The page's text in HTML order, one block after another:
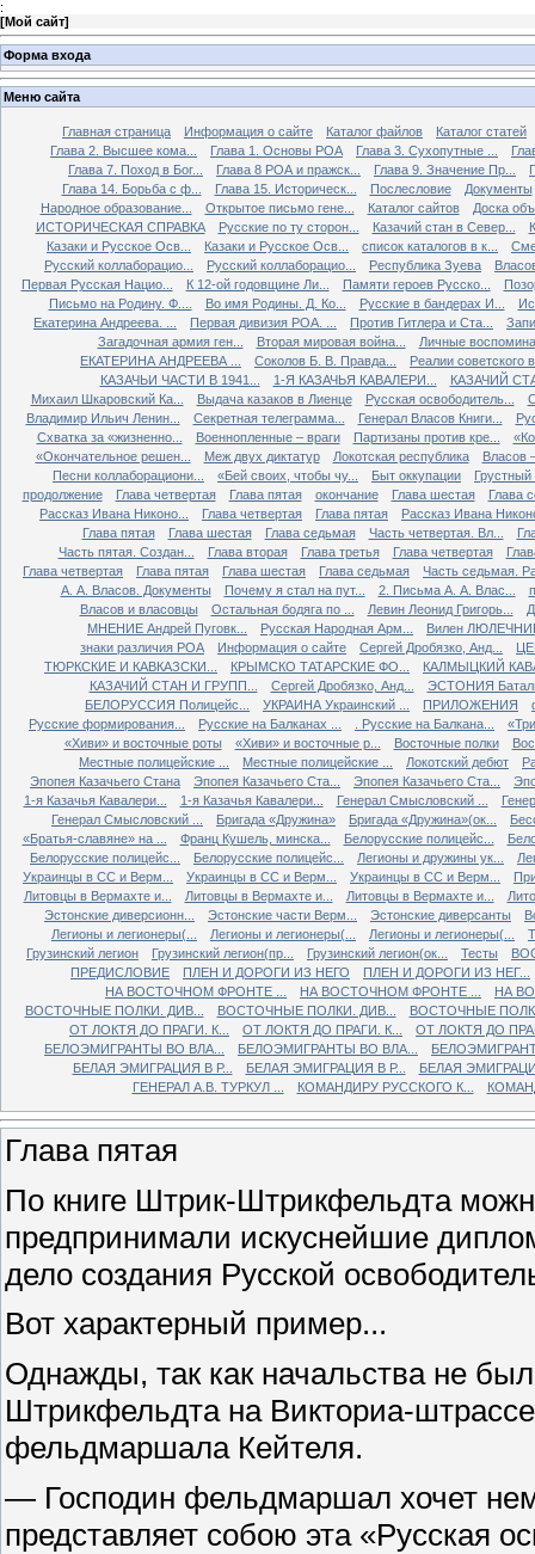
:
[Мой сайт]
Форма входа
Меню сайта
Главная страница Информация о сайте Каталог файлов
Каталог статей
Глава 2. Высшее кома...
Глава 1. Основы РОА Глава 3. Сухопутные ...
Глава 7. Поход в Бог...
Глава 8 РОА и пражск... Глава 9. Значение Пр...
Глава 14. Борьба с ф...
Глава 15. Историческ... Послесловие
Документы
Народное образование...
Открытое письмо гене... Каталог сайтов
Доска
ИСТОРИЧЕСКАЯ СПРАВКА
Русские по ту сторон... Казачий стан в Север...
Казаки и Русское Осв...
Казаки и Русское Осв... список каталогов в к...
Русский коллаборацио...
Русский коллаборацио... Республика Зуева
Первая Русская Нацио...
К 12-ой годовщине Ли... Памяти героев Русско...
Письмо на Родину. Ф....
Во имя Родины. Д. Ко... Русские в бандерах И...
Екатерина Андреева. ...
Первая дивизия РОА. ... Против Гитлера и Ста...
Загадочная армия ген...
Вторая мировая война...
Личные
ЕКАТЕРИНА АНДРЕЕВА ...
Соколов Б. В. Правда...
Реалии советского
КАЗАЧЬИ ЧАСТИ В 1941...
1-Я КАЗАЧЬЯ КАВАЛЕРИ...
КАЗАЧИЙ
Михаил Шкаровский Ка...
Выдача казаков в Лиенце Русская освободитель...
Владимир Ильич Ленин...
Секретная телеграмма... Генерал Власов Книги...
Схватка за «жизненно...
Военнопленные – враги Партизаны против кре...
«Окончательное решен...
Меж двух диктатур Локотская республика
Власов
Песни коллаборациони...
«Бей своих, чтобы чу... Быт оккупации
Грустный
продолжение
Глава четвертая Глава пятая окончание Глава шестая
Глава
Рассказ Ивана Никоно...
Глава четвертая Глава пятая
Рассказ Ивана
Глава пятая
Глава шестая Глава седьмая Часть четвертая. Вл...
Часть пятая. Создан...
Глава вторая Глава третья Глава четвертая
Глава четвертая
Глава пятая Глава шестая Глава седьмая
Часть седьмая.
А. А. Власов. Документы
Почему я стал на пут... 2. Письма А. А. Влас...
Власов и власовцы
Остальная бодяга по ... Левин Леонид Григорь...
МНЕНИЕ Андрей Пуговк...
Русская Народная Арм...
Вилен
знаки различия РОА
Информация о сайте Сергей Дробязко, Анд...
ТЮРКСКИЕ И КАВКАЗСКИ...
КРЫМСКО ТАТАРСКИЕ ФО...
КАЛМЫЦКИЙ
КАЗАЧИЙ СТАН И ГРУПП...
Сергей Дробязко, Анд...
ЭСТОНИЯ
БЕЛОРУССИЯ Полицейс...
УКРАИНА Украинский ... ПРИЛОЖЕНИЯ
Русские формирования...
Русские на Балканах ... . Русские на Балкана...
«Хиви» и восточные роты
«Хиви» и восточные р... Восточные полки
Местные полицейские ...
Местные полицейские ... Локотский дебют
Эпопея Казачьего Стана
Эпопея Казачьего Ста... Эпопея Казачьего Ста...
1-я Казачья Кавалери...
1-я Казачья Кавалери... Генерал Смысловский ...
Генерал Смысловский ...
Бригада «Дружина» Бригада «Дружина»(ок...
«Братья-славяне» на ...
Франц Кушель, минска... Белорусские полицейс...
Белорусские полицейс...
Белорусские полицейс... Легионы и дружины ук...
Украинцы в СС и Верм...
Украинцы в СС и Верм... Украинцы в СС и Верм...
Литовцы в Вермахте и...
Литовцы в Вермахте и... Литовцы в Вермахте и...
Эстонские диверсионн...
Эстонские части Верм... Эстонские диверсанты
Легионы и легионеры(...
Легионы и легионеры(... Легионы и легионеры(...
Грузинский легион
Грузинский легион(пр... Грузинский легион(ок... Тесты
ПРЕДИСЛОВИЕ
ПЛЕН И ДОРОГИ ИЗ НЕГО
ПЛЕН И ДОРОГИ ИЗ НЕГ...
НА ВОСТОЧНОМ ФРОНТЕ ...
НА ВОСТОЧНОМ ФРОНТЕ ...
НА
ВОСТОЧНЫЕ ПОЛКИ. ДИВ...
ВОСТОЧНЫЕ ПОЛКИ. ДИВ...
ВОСТОЧНЫЕ
ОТ ЛОКТЯ ДО ПРАГИ. К...
ОТ ЛОКТЯ ДО ПРАГИ. К...
ОТ ЛОКТЯ ДО
БЕЛОЭМИГРАНТЫ ВО ВЛА...
БЕЛОЭМИГРАНТЫ ВО ВЛА...
БЕЛАЯ ЭМИГРАЦИЯ В Р...
БЕЛАЯ ЭМИГРАЦИЯ В Р...
БЕЛАЯ
ГЕНЕРАЛ А.В. ТУРКУЛ ...
КОМАНДИРУ РУССКОГО К...
Глава пятая
По книге Штрик-Штрикфельдта
предпринимали искуснейшие
дело создания Русской
Вот характерный пример...
Однажды, так как начальства не
Штрикфельдта на Викториа-
фельдмаршала Кейтеля.
— Господин фельдмаршал хочет
представляет собою эта «Русская